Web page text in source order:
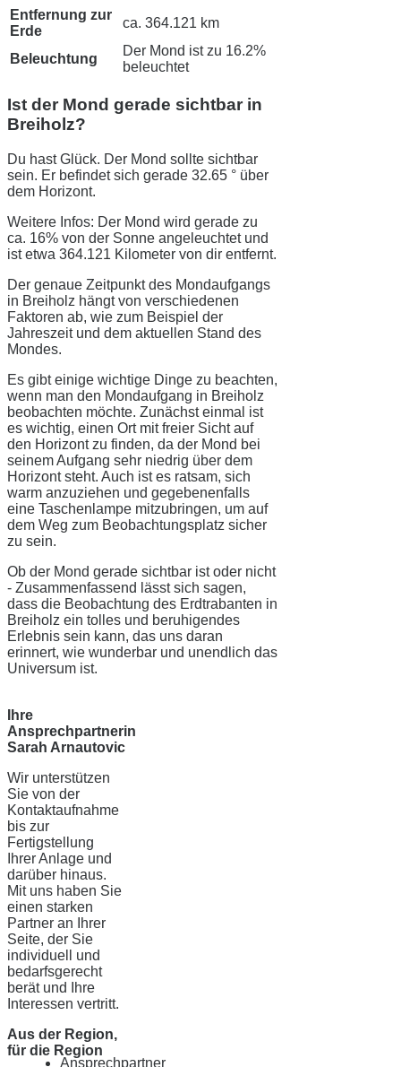
Entfernung zur
Erde
ca. 364.121 km
Beleuchtung
Der Mond ist zu 16.2%
beleuchtet
Ist der Mond gerade sichtbar in
Breiholz?
Du hast Glück. Der Mond sollte sichtbar
sein. Er befindet sich gerade 32.65 ° über
dem Horizont.
Weitere Infos: Der Mond wird gerade zu
ca. 16% von der Sonne angeleuchtet und
ist etwa 364.121 Kilometer von dir entfernt.
Der genaue Zeitpunkt des Mondaufgangs
in Breiholz hängt von verschiedenen
Faktoren ab, wie zum Beispiel der
Jahreszeit und dem aktuellen Stand des
Mondes.
Es gibt einige wichtige Dinge zu beachten,
wenn man den Mondaufgang in Breiholz
beobachten möchte. Zunächst einmal ist
es wichtig, einen Ort mit freier Sicht auf
den Horizont zu finden, da der Mond bei
seinem Aufgang sehr niedrig über dem
Horizont steht. Auch ist es ratsam, sich
warm anzuziehen und gegebenenfalls
eine Taschenlampe mitzubringen, um auf
dem Weg zum Beobachtungsplatz sicher
zu sein.
Ob der Mond gerade sichtbar ist oder nicht
- Zusammenfassend lässt sich sagen,
dass die Beobachtung des Erdtrabanten in
Breiholz ein tolles und beruhigendes
Erlebnis sein kann, das uns daran
erinnert, wie wunderbar und unendlich das
Universum ist.
Ihre
Ansprechpartnerin
Sarah Arnautovic
Wir unterstützen
Sie von der
Kontaktaufnahme
bis zur
Fertigstellung
Ihrer Anlage und
darüber hinaus.
Mit uns haben Sie
einen starken
Partner an Ihrer
Seite, der Sie
individuell und
bedarfsgerecht
berät und Ihre
Interessen vertritt.
Aus der Region,
für die Region
Ansprechpartner